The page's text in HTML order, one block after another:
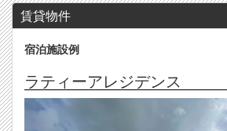
賃貸物件
宿泊施設例
ラティーアレジデンス